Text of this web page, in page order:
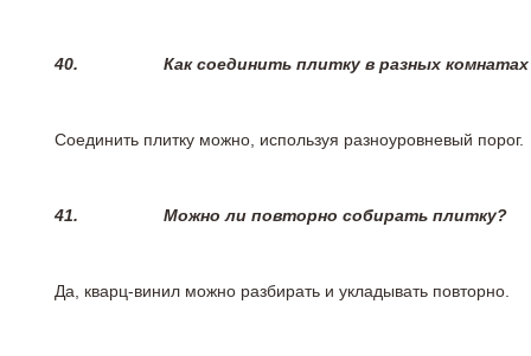
40. Как соединить плитку в разных
Соединить плитку можно, используя разноуровневый порог.
41. Можно ли повторно собирать плитку?
Да, кварц-винил можно разбирать и укладывать повторно.